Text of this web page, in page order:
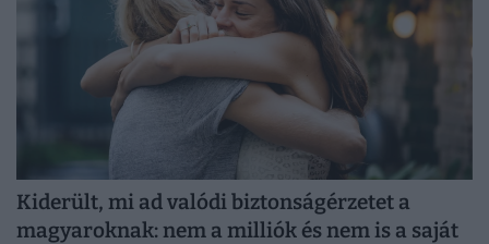
Kiderült, mi ad valódi biztonságérzetet a
magyaroknak: nem a milliók és nem is a saját